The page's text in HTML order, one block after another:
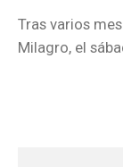
Tras varios
Milagro, el